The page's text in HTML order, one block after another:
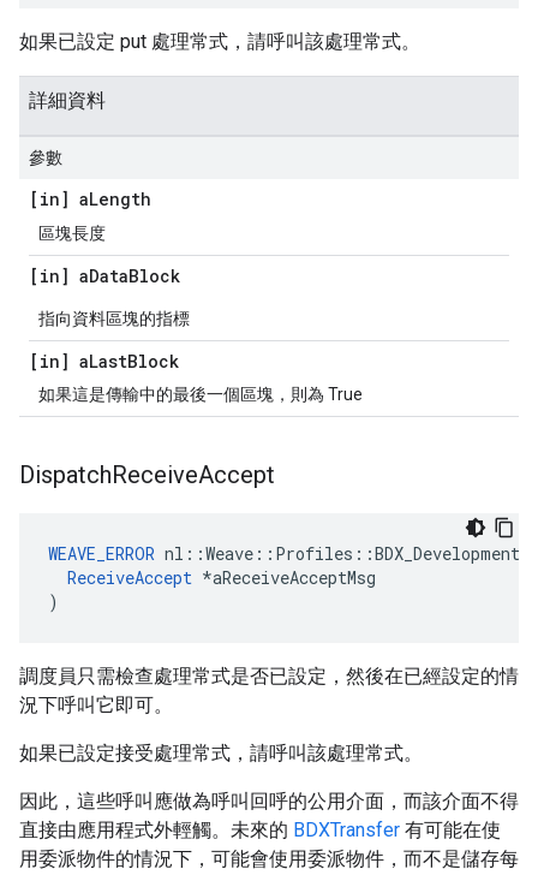
如果已設定 put 處理常式，請呼叫該處理常式。
詳細資料
參數
[in] aLength
區塊長度
[in] aDataBlock
指向資料區塊的指標
[in] aLastBlock
如果這是傳輸中的最後一個區塊，則為 True
DispatchReceiveAccept
WEAVE_ERROR
ReceiveAccept *aReceiveAcceptMsg
)
調度員只需檢查處理常式是否已設定，然後在已經設定的情
況下呼叫它即可。
如果已設定接受處理常式，請呼叫該處理常式。
因此，這些呼叫應做為呼叫回呼的公用介面，而該介面不得
直接由應用程式外輕觸。未來的 BDXTransfer 有可能在使
用委派物件的情況下，可能會使用委派物件，而不是儲存每